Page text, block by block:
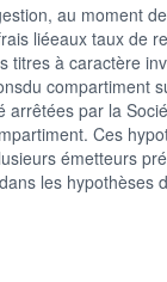
au moment
liéeaux taux de
titres à caractère
compartiment
arrêtées par la
Ces
émetteurs
les